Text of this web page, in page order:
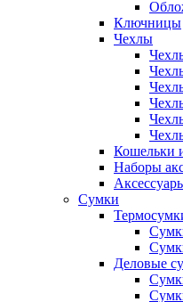
Ключницы
Чехлы
Кошельки
Наборы
Сумки
Деловые